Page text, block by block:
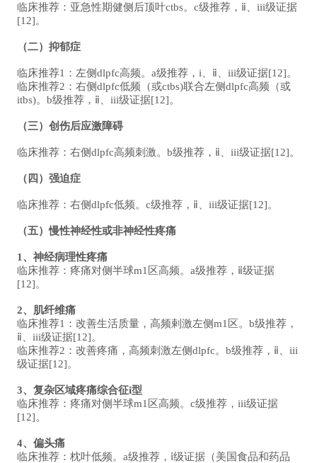
临床推荐：亚急性期健侧后顶叶ctbs。c级推荐，ⅱ、iii级证据
[12]。
（二）抑郁症
临床推荐1：左侧dlpfc高频。a级推荐，i、ⅱ、iii级证据[12]。
临床推荐2：右侧dlpfc低频（或ctbs)联合左侧dlpfc高频（或
itbs)。b级推荐，ⅱ、iii级证据[12]。
（三）创伤后应激障碍
临床推荐：右侧dlpfc高频刺激。b级推荐，ⅱ、iii级证据[12]。
（四）强迫症
临床推荐：右侧dlpfc低频。c级推荐，ⅱ、iii级证据[12]。
（五）慢性神经性或非神经性疼痛
1、神经病理性疼痛
临床推荐：疼痛对侧半球m1区高频。a级推荐，ⅱ级证据
[12]。
2、肌纤维痛
临床推荐1：改善生活质量，高频剌激左侧m1区。b级推荐，
ⅱ、iii级证据[12]。
临床推荐2：改善疼痛，高频刺激左侧dlpfc。b级推荐，ⅱ、iii
级证据[12]。
3、复杂区域疼痛综合征i型
临床推荐：疼痛对侧半球m1区高频。c级推荐，iii级证据
[12]。
4、偏头痛
临床推荐：枕叶低频。a级推荐，ⅰ级证据（美国食品和药品